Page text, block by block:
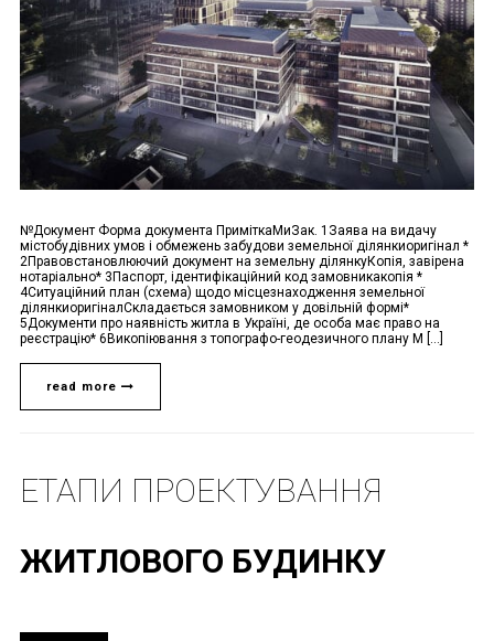
№Документ Форма документа ПриміткаМиЗак. 1Заява на видачу
містобудівних умов і обмежень забудови земельної ділянкиоригінал *
2Правовстановлюючий документ на земельну ділянкуКопія, завірена
нотаріально* 3Паспорт, ідентифікаційний код замовникакопія *
4Ситуаційний план (схема) щодо місцезнаходження земельної
ділянкиоригіналСкладається замовником у довільній формі*
5Документи про наявність житла в Україні, де особа має право на
реєстрацію* 6Викопіювання з топографо-геодезичного плану М [...]
read more
ЕТАПИ ПРОЕКТУВАННЯ
ЖИТЛОВОГО БУДИНКУ